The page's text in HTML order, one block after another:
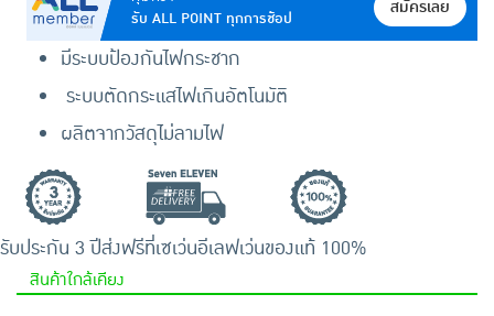
รับ ALL POINT ทุกการช้อป
สมัครเลย
มีระบบป้องกันไฟกระชาก
ระบบตัดกระแสไฟเกินอัตโนมัติ
ผลิตจากวัสดุไม่ลามไฟ
รับประกัน 3 ปีส่งฟรีที่เซเว่นอีเลฟเว่นของแท้ 100%
สินค้าใกล้เคียง